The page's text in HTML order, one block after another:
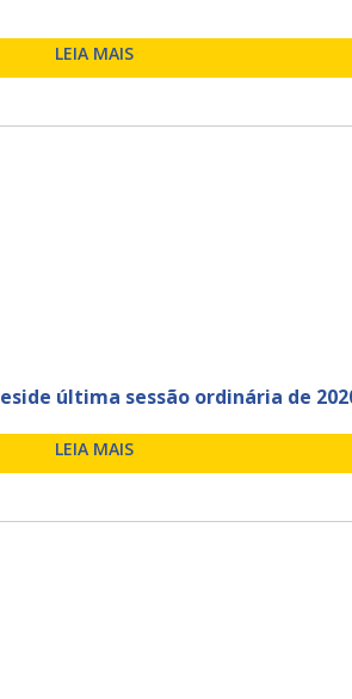
LEIA MAIS
última sessão ordinária de
LEIA MAIS